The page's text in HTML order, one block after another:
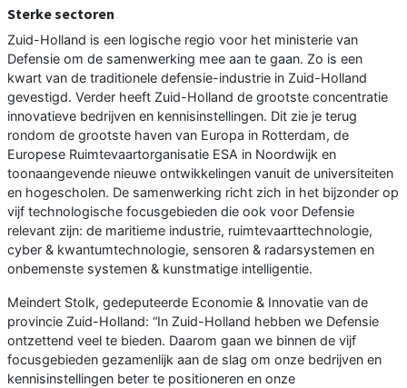
Sterke sectoren
Zuid-Holland is een logische regio voor het ministerie van
Defensie om de samenwerking mee aan te gaan. Zo is een
kwart van de traditionele defensie-industrie in Zuid-Holland
gevestigd. Verder heeft Zuid-Holland de grootste concentratie
innovatieve bedrijven en kennisinstellingen. Dit zie je terug
rondom de grootste haven van Europa in Rotterdam, de
Europese Ruimtevaartorganisatie ESA in Noordwijk en
toonaangevende nieuwe ontwikkelingen vanuit de universiteiten
en hogescholen. De samenwerking richt zich in het bijzonder op
vijf technologische focusgebieden die ook voor Defensie
relevant zijn: de maritieme industrie, ruimtevaarttechnologie,
cyber & kwantumtechnologie, sensoren & radarsystemen en
onbemenste systemen & kunstmatige intelligentie.
Meindert Stolk, gedeputeerde Economie & Innovatie van de
provincie Zuid-Holland: “In Zuid-Holland hebben we Defensie
ontzettend veel te bieden. Daarom gaan we binnen de vijf
focusgebieden gezamenlijk aan de slag om onze bedrijven en
kennisinstellingen beter te positioneren en onze